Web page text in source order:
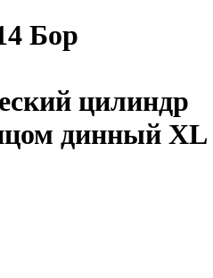
Бор
цилиндр
динный XL